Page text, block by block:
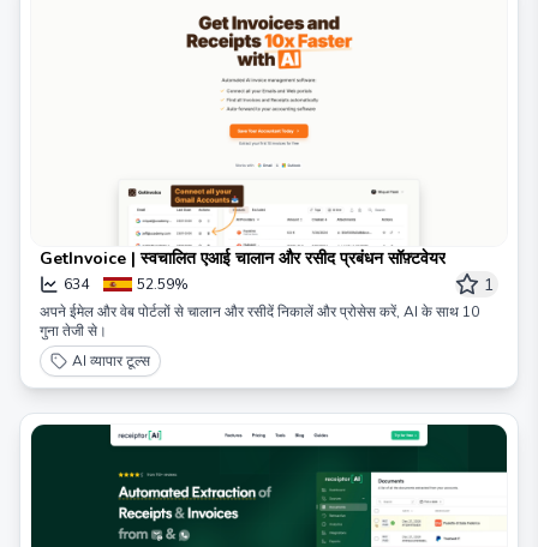
GetInvoice | स्वचालित एआई चालान और रसीद प्रबंधन सॉफ़्टवेयर
634 52.59% 1
अपने ईमेल और वेब पोर्टलों से चालान और रसीदें निकालें और प्रोसेस करें, AI के साथ 10
गुना तेजी से।
AI व्यापार टूल्स